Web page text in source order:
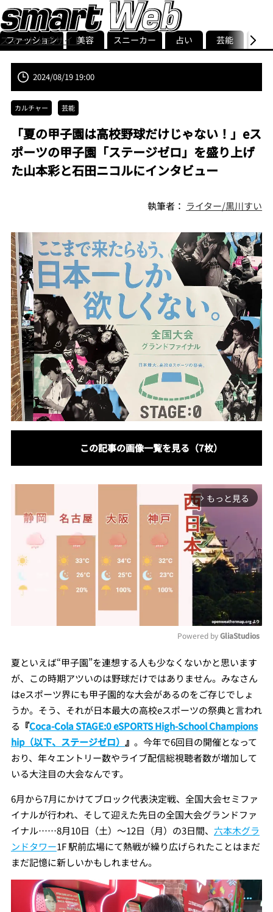
スマート公式サイト
smart最新号
記事一覧ランキング
ストリ
ファッション 美容 スニーカー 占い 芸能 グル
2024/08/19 19:00
カルチャー 芸能
「夏の甲子園は高校野球だけじゃない！」eス
ポーツの甲子園「ステージゼロ」を盛り上げ
た山本彩と石田ニコルにインタビュー
執筆者： ライター/黒川すい
この記事の画像一覧を見る（7枚）
arrow_forward_ios もっと見る
Mute
Powered by GliaStudios
夏といえば“甲子園”を連想する人も少なくないかと思います
が、この時期アツいのは野球だけではありません。みなさん
はeスポーツ界にも甲子園的な大会があるのをご存じでしょ
うか。そう、それが日本最大の高校eスポーツの祭典と言われ
る 『Coca-Cola STAGE:0 eSPORTS High-School Champions
hip（以下、ステージゼロ） 』 。今年で6回目の開催となって
おり、年々エントリー数やライブ配信総視聴者数が増加して
いる大注目の大会なんです。
6月から7月にかけてブロック代表決定戦、全国大会セミファ
イナルが行われ、そして迎えた先日の全国大会グランドファ
イナル……8月10日（土）～12日（月）の3日間、 六本木グラ
ンドタワー1F 駅前広場にて熱戦が繰り広げられたことはまだ
まだ記憶に新しいかもしれません。